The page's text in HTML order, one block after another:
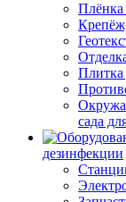
Плитка
сада
дезинфекции